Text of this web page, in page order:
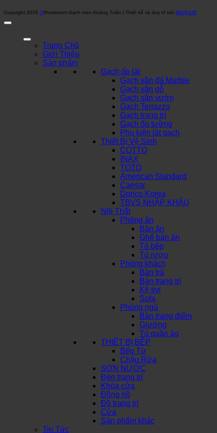
Copyright 2026 ©Showroom Gạch men Hoàng Tuấn | Thiết kế và duy trì bởi MARHUB
Trang Chủ
Giới Thiệu
Sản phẩm
Gạch ốp lát
Gạch vân đá Marble
Gạch vân gỗ
Gạch sân vườn
Gạch Terrazzo
Gạch trang trí
Gạch ốp tường
Phụ kiện lát gạch
Thiết Bị Vệ Sinh
COTTO
INAX
TOTO
American Standard
Caesar
Dorico Korea
TBVS NHẬP KHẨU
Nội Thất
Phòng ăn
Bàn ăn
Ghế bàn ăn
Tủ bếp
Tủ rượu
Phòng khách
Bàn trà
Bàn trang trí
Kệ tivi
Sofa
Phòng ngủ
Bàn trang điểm
Giường
Tủ quần áo
THIẾT BỊ BẾP
Bếp Từ
Chậu Rửa
SƠN NƯỚC
Đèn trang trí
Khóa cửa
Đồng hồ
Đồ trang trí
Cửa
Sản phẩm khác
Tin Tức